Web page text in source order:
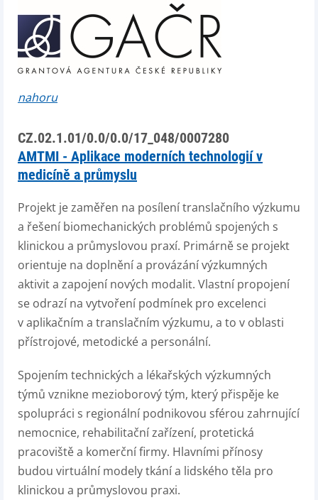
nahoru
CZ.02.1.01/0.0/0.0/17_048/0007280
AMTMI - Aplikace moderních technologií v
medicíně a průmyslu
Projekt je zaměřen na posílení translačního výzkumu
a řešení biomechanických problémů spojených s
klinickou a průmyslovou praxí. Primárně se projekt
orientuje na doplnění a provázání výzkumných
aktivit a zapojení nových modalit. Vlastní propojení
se odrazí na vytvoření podmínek pro excelenci
v aplikačním a translačním výzkumu, a to v oblasti
přístrojové, metodické a personální.
Spojením technických a lékařských výzkumných
týmů vznikne mezioborový tým, který přispěje ke
spolupráci s regionální podnikovou sférou zahrnující
nemocnice, rehabilitační zařízení, protetická
pracoviště a komerční firmy. Hlavními přínosy
budou virtuální modely tkání a lidského těla pro
klinickou a průmyslovou praxi.